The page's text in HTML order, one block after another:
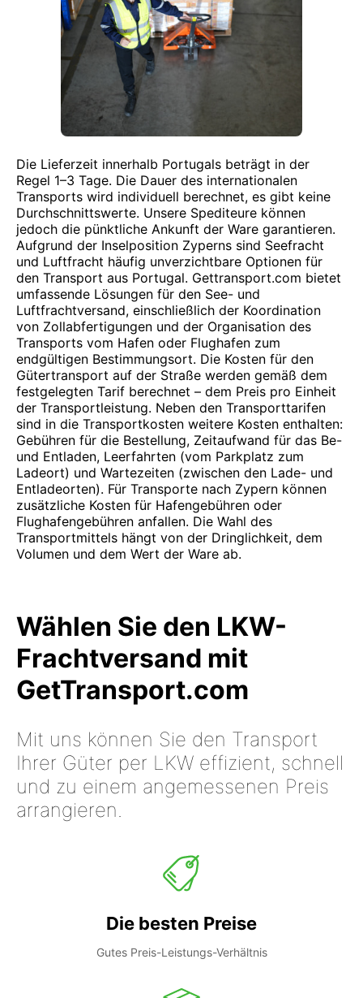
Die Lieferzeit innerhalb Portugals beträgt in der
Regel 1–3 Tage. Die Dauer des internationalen
Transports wird individuell berechnet, es gibt keine
Durchschnittswerte. Unsere Spediteure können
jedoch die pünktliche Ankunft der Ware garantieren.
Aufgrund der Inselposition Zyperns sind Seefracht
und Luftfracht häufig unverzichtbare Optionen für
den Transport aus Portugal. Gettransport.com bietet
umfassende Lösungen für den See- und
Luftfrachtversand, einschließlich der Koordination
von Zollabfertigungen und der Organisation des
Transports vom Hafen oder Flughafen zum
endgültigen Bestimmungsort. Die Kosten für den
Gütertransport auf der Straße werden gemäß dem
festgelegten Tarif berechnet – dem Preis pro Einheit
der Transportleistung. Neben den Transporttarifen
sind in die Transportkosten weitere Kosten enthalten:
Gebühren für die Bestellung, Zeitaufwand für das Be-
und Entladen, Leerfahrten (vom Parkplatz zum
Ladeort) und Wartezeiten (zwischen den Lade- und
Entladeorten). Für Transporte nach Zypern können
zusätzliche Kosten für Hafengebühren oder
Flughafengebühren anfallen. Die Wahl des
Transportmittels hängt von der Dringlichkeit, dem
Volumen und dem Wert der Ware ab.
Wählen Sie den LKW-
Frachtversand mit
GetTransport.com
Mit uns können Sie den Transport
Ihrer Güter per LKW effizient, schnell
und zu einem angemessenen Preis
arrangieren.
Die besten Preise
Gutes Preis-Leistungs-Verhältnis